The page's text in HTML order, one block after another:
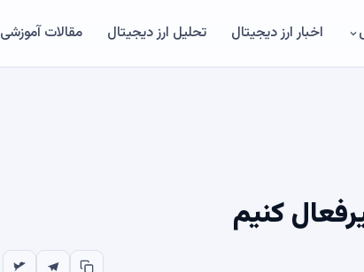
اخبار ارز دیجیتال تحلیل ارز دیجیتال مقالات آموزشی